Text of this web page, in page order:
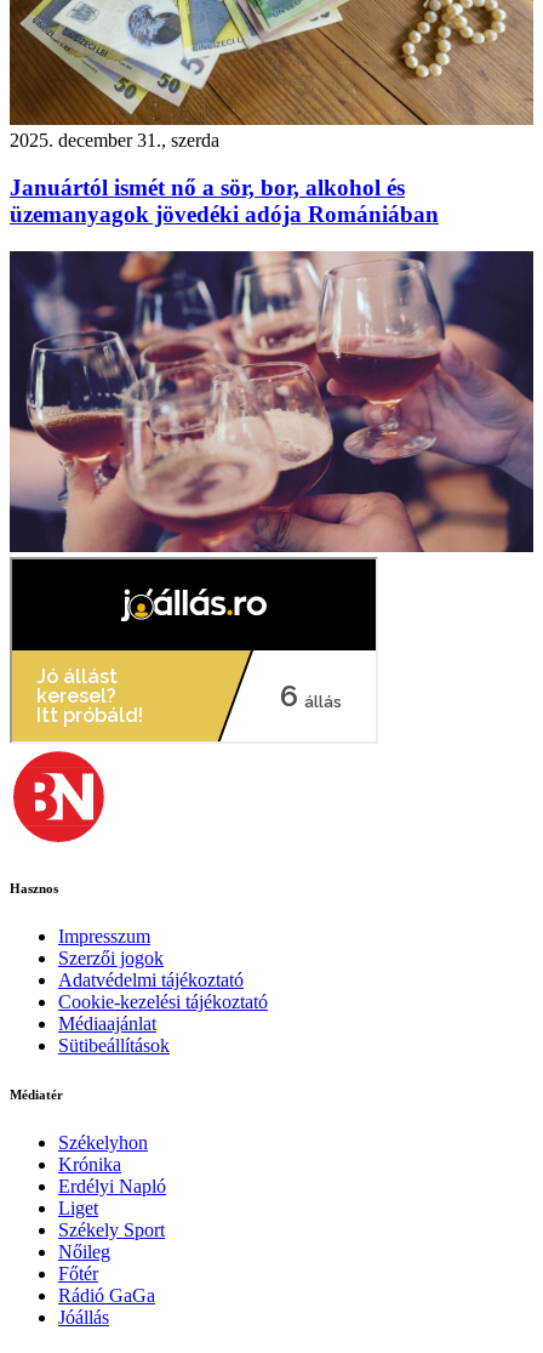
2025. december 31., szerda
Januártól ismét nő a sör, bor, alkohol és
üzemanyagok jövedéki adója Romániában
Hasznos
Impresszum
Szerzői jogok
Adatvédelmi tájékoztató
Cookie-kezelési tájékoztató
Médiaajánlat
Sütibeállítások
Médiatér
Székelyhon
Krónika
Erdélyi Napló
Liget
Székely Sport
Nőileg
Főtér
Rádió GaGa
Jóállás